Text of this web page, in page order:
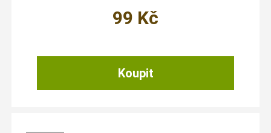
99 Kč